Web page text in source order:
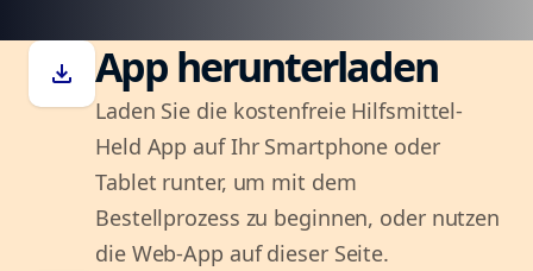
download App herunterladen
Laden Sie die kostenfreie Hilfsmittel-
Held App auf Ihr Smartphone oder
Tablet runter, um mit dem
Bestellprozess zu beginnen, oder nutzen
die Web-App auf dieser Seite.